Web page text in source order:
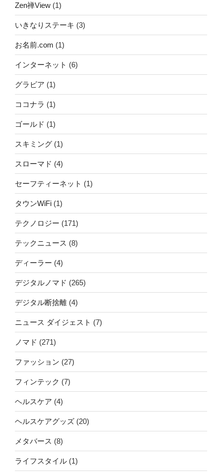
Zen禅View (1)
いきなりステーキ (3)
お名前.com (1)
インターネット (6)
グラビア (1)
ココナラ (1)
ゴールド (1)
スキミング (1)
スローマド (4)
セーフティーネット (1)
タウンWiFi (1)
テクノロジー (171)
テックニュース (8)
ディーラー (4)
デジタルノマド (265)
デジタル断捨離 (4)
ニュース ダイジェスト (7)
ノマド (271)
ファッション (27)
フィンテック (7)
ヘルスケア (4)
ヘルスケアグッズ (20)
メタバース (8)
ライフスタイル (1)